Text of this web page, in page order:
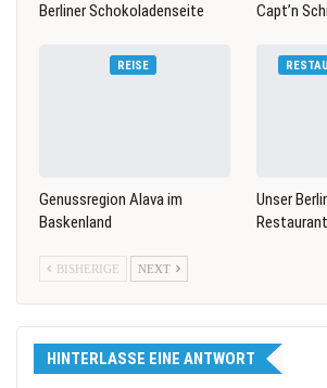
Berliner Schokoladenseite
Capt’n
REISE
Genussregion Alava im
Baskenland
Unser
BISHERIGE NEXT
HINTERLASSE EINE ANTWORT